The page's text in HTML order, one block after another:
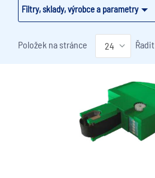
Filtry, sklady, výrobce a parametry
Položek na stránce Řadit